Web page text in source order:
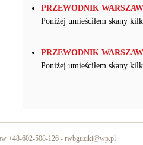
PRZEWODNIK
Poniżej umieściłem skany
PRZEWODNIK
Poniżej umieściłem skany
+48-602-508-126 - rwbguziki@wp.pl